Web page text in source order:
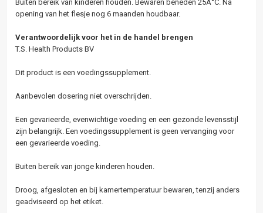
Buiten bereik van kinderen houden. Bewaren beneden 25Â°C. Na
opening van het flesje nog 6 maanden houdbaar.
Verantwoordelijk voor het in de handel brengen
T.S. Health Products BV
Dit product is een voedingssupplement.
Aanbevolen dosering niet overschrijden.
Een gevarieerde, evenwichtige voeding en een gezonde levensstijl
zijn belangrijk. Een voedingssupplement is geen vervanging voor
een gevarieerde voeding.
Buiten bereik van jonge kinderen houden.
Droog, afgesloten en bij kamertemperatuur bewaren, tenzij anders
geadviseerd op het etiket.